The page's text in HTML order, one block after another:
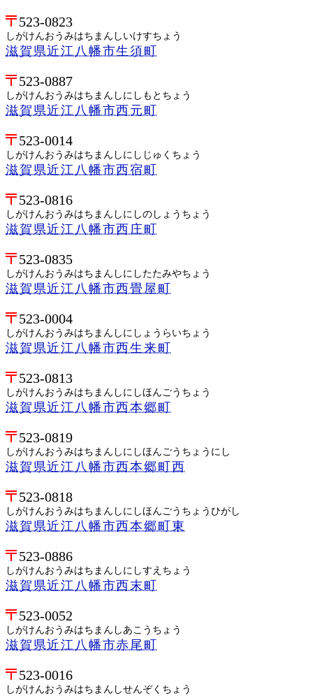
523-0823
しがけんおうみはちまんしいけすちょう
滋賀県近江八幡市生須町
523-0887
しがけんおうみはちまんしにしもとちょう
滋賀県近江八幡市西元町
523-0014
しがけんおうみはちまんしにしじゅくちょう
滋賀県近江八幡市西宿町
523-0816
しがけんおうみはちまんしにしのしょうちょう
滋賀県近江八幡市西庄町
523-0835
しがけんおうみはちまんしにしたたみやちょう
滋賀県近江八幡市西畳屋町
523-0004
しがけんおうみはちまんしにしょうらいちょう
滋賀県近江八幡市西生来町
523-0813
しがけんおうみはちまんしにしほんごうちょう
滋賀県近江八幡市西本郷町
523-0819
しがけんおうみはちまんしにしほんごうちょうにし
滋賀県近江八幡市西本郷町西
523-0818
しがけんおうみはちまんしにしほんごうちょうひがし
滋賀県近江八幡市西本郷町東
523-0886
しがけんおうみはちまんしにしすえちょう
滋賀県近江八幡市西末町
523-0052
しがけんおうみはちまんしあこうちょう
滋賀県近江八幡市赤尾町
523-0016
しがけんおうみはちまんしせんぞくちょう